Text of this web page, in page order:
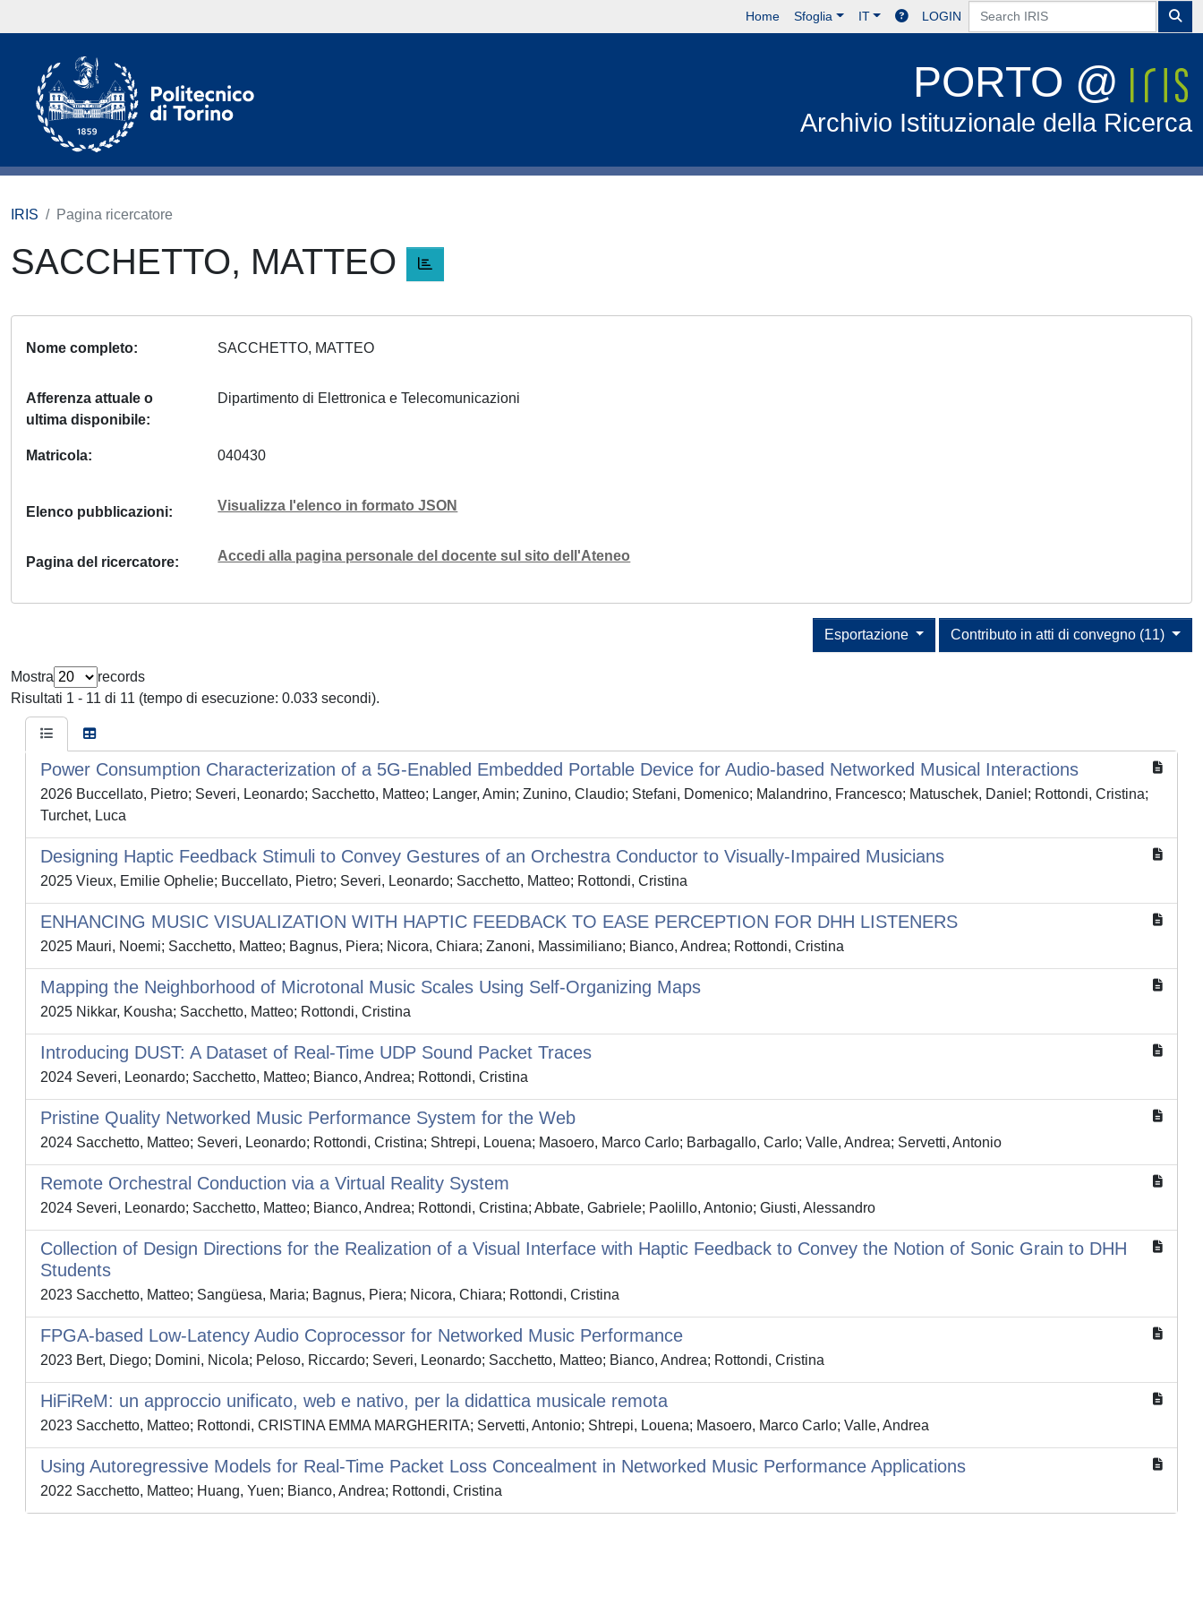
Home Sfoglia IT LOGIN
PORTO @
Archivio Istituzionale della Ricerca
IRIS Pagina ricercatore
SACCHETTO, MATTEO
Nome completo SACCHETTO, MATTEO
Afferenza attuale o
ultima disponibile
Dipartimento di Elettronica e Telecomunicazioni
Matricola 040430
Elenco pubblicazioni Visualizza l'elenco in formato JSON
Pagina del ricercatore Accedi alla pagina personale del docente sul sito dell'Ateneo
Contributo in atti di convegno (11)
Esportazione
Mostra
records
Risultati 1 - 11 di 11 (tempo di esecuzione: 0.033 secondi).
Power Consumption Characterization of a 5G-Enabled Embedded Portable Device for Audio-based Networked Musical Interactions
2026 Buccellato, Pietro; Severi, Leonardo; Sacchetto, Matteo; Langer, Amin; Zunino, Claudio; Stefani, Domenico; Malandrino, Francesco; Matuschek, Daniel; Rottondi, Cristina;
Turchet, Luca
Designing Haptic Feedback Stimuli to Convey Gestures of an Orchestra Conductor to Visually-Impaired Musicians
2025 Vieux, Emilie Ophelie; Buccellato, Pietro; Severi, Leonardo; Sacchetto, Matteo; Rottondi, Cristina
ENHANCING MUSIC VISUALIZATION WITH HAPTIC FEEDBACK TO EASE PERCEPTION FOR DHH LISTENERS
2025 Mauri, Noemi; Sacchetto, Matteo; Bagnus, Piera; Nicora, Chiara; Zanoni, Massimiliano; Bianco, Andrea; Rottondi, Cristina
Mapping the Neighborhood of Microtonal Music Scales Using Self-Organizing Maps
2025 Nikkar, Kousha; Sacchetto, Matteo; Rottondi, Cristina
Introducing DUST: A Dataset of Real-Time UDP Sound Packet Traces
2024 Severi, Leonardo; Sacchetto, Matteo; Bianco, Andrea; Rottondi, Cristina
Pristine Quality Networked Music Performance System for the Web
2024 Sacchetto, Matteo; Severi, Leonardo; Rottondi, Cristina; Shtrepi, Louena; Masoero, Marco Carlo; Barbagallo, Carlo; Valle, Andrea; Servetti, Antonio
Remote Orchestral Conduction via a Virtual Reality System
2024 Severi, Leonardo; Sacchetto, Matteo; Bianco, Andrea; Rottondi, Cristina; Abbate, Gabriele; Paolillo, Antonio; Giusti, Alessandro
Collection of Design Directions for the Realization of a Visual Interface with Haptic Feedback to Convey the Notion of Sonic Grain to DHH
Students
2023 Sacchetto, Matteo; Sangüesa, Maria; Bagnus, Piera; Nicora, Chiara; Rottondi, Cristina
FPGA-based Low-Latency Audio Coprocessor for Networked Music Performance
2023 Bert, Diego; Domini, Nicola; Peloso, Riccardo; Severi, Leonardo; Sacchetto, Matteo; Bianco, Andrea; Rottondi, Cristina
HiFiReM: un approccio unificato, web e nativo, per la didattica musicale remota
2023 Sacchetto, Matteo; Rottondi, CRISTINA EMMA MARGHERITA; Servetti, Antonio; Shtrepi, Louena; Masoero, Marco Carlo; Valle, Andrea
Using Autoregressive Models for Real-Time Packet Loss Concealment in Networked Music Performance Applications
2022 Sacchetto, Matteo; Huang, Yuen; Bianco, Andrea; Rottondi, Cristina